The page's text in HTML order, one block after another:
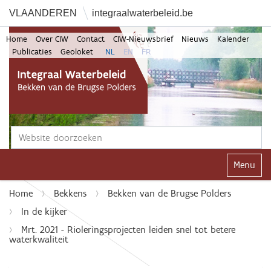
VLAANDEREN integraalwaterbeleid.be
Zoek
Home Over CIW Contact CIW-Nieuwsbrief Nieuws
Kalender
Publicaties
Geoloket NL EN FR
Klap
Home Bekkens
Bekken van de Brugse Polders
In de kijker
Mrt. 2021 - Rioleringsprojecten leiden snel tot betere
waterkwaliteit